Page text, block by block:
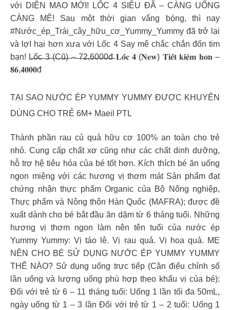
với DIỆN MẠO MỚI! LỐC 4 SIÊU ĐÃ – CÀNG UỐNG
CÀNG MÊ! Sau một thời gian vắng bóng, thì nay
#Nước_ép_Trái_cây_hữu_cơ_Yummy_Yummy đã trở lại
và lợI hại hơn xưa với Lốc 4 Say mê chắc chắn đốn tim
bạn! L̶ố̶c̶ ̶3̶ ̶(̶C̶ũ̶)̶ ̶–̶ ̶7̶2̶,̶6̶0̶0̶0̶đ̶ 𝐋𝐨̂́𝐜 𝟒 (𝐍𝐞𝐰) 𝐓𝐢𝐞̂́𝐭 𝐤𝐢𝐞̣̂𝐦 𝐡𝐨̛𝐧 –
𝟖𝟔,𝟒𝟎𝟎𝟎đ
TẠI SAO NƯỚC ÉP YUMMY YUMMY ĐƯỢC KHUYÊN
DÙNG CHO TRẺ 6M+ Maeil PTL
Thành phần rau củ quả hữu cơ 100% an toàn cho trẻ
nhỏ. Cung cấp chất xơ cũng như các chất dinh dưỡng,
hỗ trợ hệ tiêu hóa của bé tốt hơn. Kích thích bé ăn uống
ngon miệng với các hương vị thơm mát Sản phẩm đạt
chứng nhận thực phẩm Organic của Bộ Nông nghiệp,
Thực phẩm và Nông thôn Hàn Quốc (MAFRA); được đề
xuất dành cho bé bắt đầu ăn dặm từ 6 tháng tuổi. Những
hương vị thơm ngon làm nên tên tuổi của nước ép
Yummy Yummy: Vị táo lê. Vị rau quả. Vị hoa quả. MẸ
NÊN CHO BÉ SỬ DỤNG NƯỚC ÉP YUMMY YUMMY
THẾ NÀO? Sử dụng uống trực tiếp (Cần điểu chỉnh số
lần uống và lượng uống phù hợp theo khẩu vị của bé):
Đối với trẻ từ 6 – 11 tháng tuổi: Uống 1 lần tối đa 50mL,
ngày uống từ 1 – 3 lần Đối với trẻ từ 1 – 2 tuổi: Uống 1